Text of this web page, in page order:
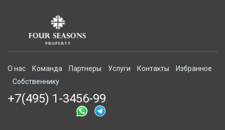
О нас Команда Партнеры Услуги Контакты
Избранное
Собственнику
+7(495) 1-3456-99